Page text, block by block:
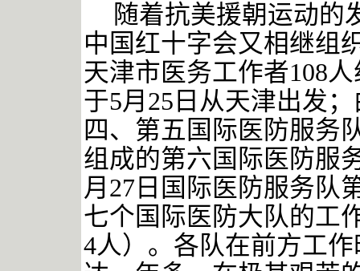
随着抗美援朝运动的
中国红十字会又相继组
天津市医务工作者108
于5月25日从天津出发
四、第五国际医防服务
组成的第六国际医防服
月27日国际医防服务队
七个国际医防大队的工
4人）。各队在前方工